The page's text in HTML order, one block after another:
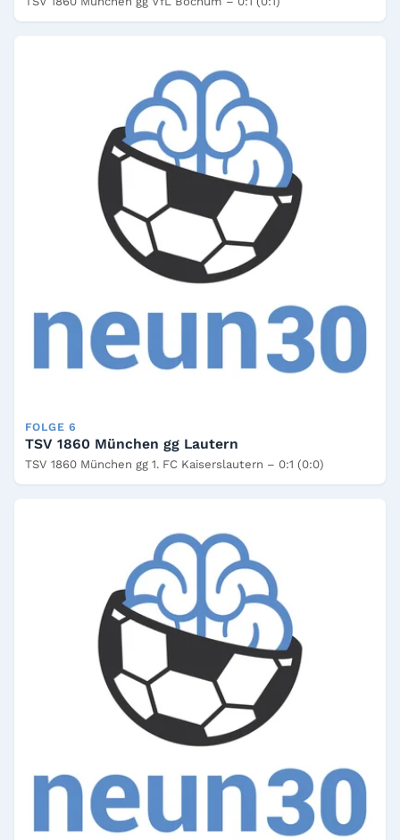
FOLGE 6
TSV 1860 München gg Lautern
TSV 1860 München gg 1. FC Kaiserslautern – 0:1 (0:0)